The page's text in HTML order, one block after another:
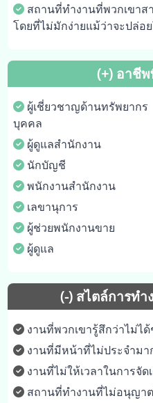
สถานที่ทำงานที่พวกเขาส
โดยที่ไม่มักง่ายแม้ว่าจะปล่อ
(+) อาชี
ผู้เชี่ยวชาญด้านทรัพยากร
บุคคล
ผู้ดูแลสำนักงาน
นักบัญชี
พนักงานสำนักงาน
เลขานุการ
ผู้ช่วยพนักงานขาย
ผู้ดูแล
(-) สไตล์การท
งานที่พวกเขารู้สึกว่าไม่ไ
งานที่มีหน้าที่ไม่ประจำมา
งานที่ไม่ให้เวลาในการจั
สถานที่ทำงานที่ไม่อนุญาต